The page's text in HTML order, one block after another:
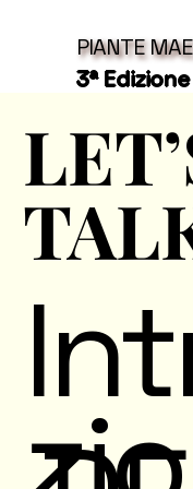
PIANTE
3ª Edizione